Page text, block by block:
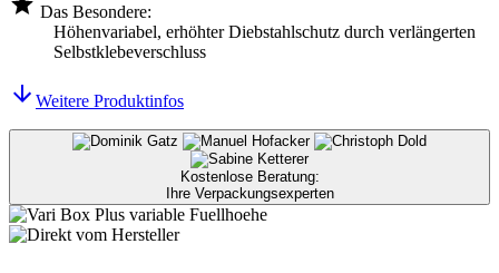
Das Besondere:
Höhenvariabel, erhöhter Diebstahlschutz durch verlängerten
Selbstklebeverschluss
Weitere Produktinfos
Kostenlose Beratung:
Ihre Verpackungsexperten